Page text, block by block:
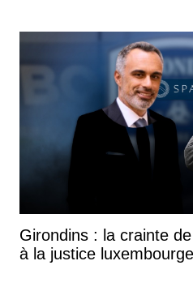
Girondins : la crainte
à la justice